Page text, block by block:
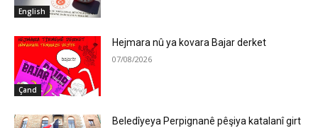
English
Çand
Hejmara nû ya kovara Bajar derket
07/08/2026
Beledîyeya Perpignanê pêşiya katalanî girt